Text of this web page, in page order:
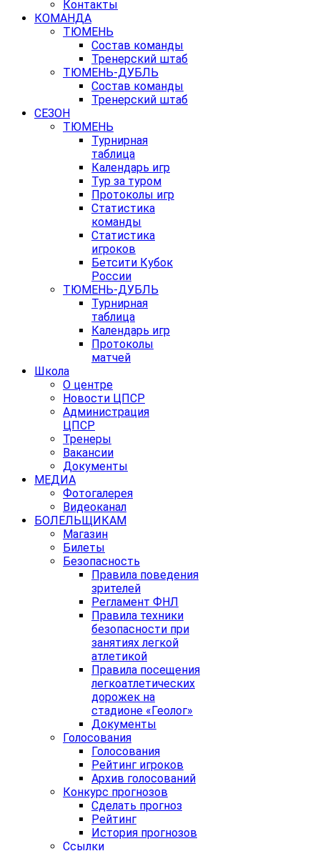
Контакты
КОМАНДА
ТЮМЕНЬ
Состав команды
Тренерский штаб
ТЮМЕНЬ-ДУБЛЬ
Состав команды
Тренерский штаб
СЕЗОН
ТЮМЕНЬ
Турнирная
таблица
Календарь игр
Тур за туром
Протоколы игр
Статистика
команды
Статистика
игроков
Бетсити Кубок
России
ТЮМЕНЬ-ДУБЛЬ
Турнирная
таблица
Календарь игр
Протоколы
матчей
Школа
О центре
Новости ЦПСР
Администрация
ЦПСР
Тренеры
Вакансии
Документы
МЕДИА
Фотогалерея
Видеоканал
БОЛЕЛЬЩИКАМ
Магазин
Билеты
Безопасность
Правила поведения
зрителей
Регламент ФНЛ
Правила техники
безопасности при
занятиях легкой
атлетикой
Правила посещения
легкоатлетических
дорожек на
стадионе «Геолог»
Документы
Голосования
Голосования
Рейтинг игроков
Архив голосований
Конкурс прогнозов
Сделать прогноз
Рейтинг
История прогнозов
Ссылки